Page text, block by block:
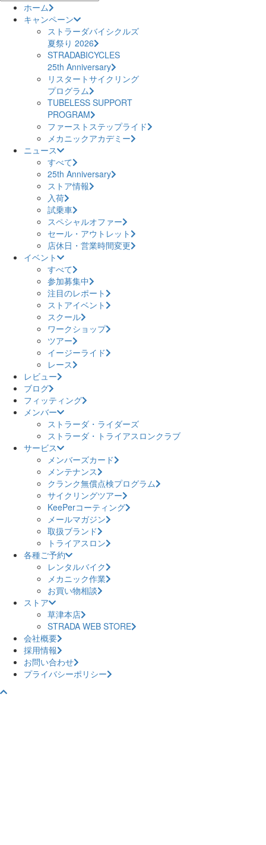
ホーム
キャンペーン
ストラーダバイシクルズ
夏祭り 2026
STRADABICYCLES
25th Anniversary
リスタートサイクリング
プログラム
TUBELESS SUPPORT
PROGRAM
ファーストステップライド
メカニックアカデミー
ニュース
すべて
25th Anniversary
ストア情報
入荷
試乗車
スペシャルオファー
セール・アウトレット
店休日・営業時間変更
イベント
すべて
参加募集中
注目のレポート
ストアイベント
スクール
ワークショップ
ツアー
イージーライド
レース
レビュー
ブログ
フィッティング
メンバー
ストラーダ・ライダーズ
ストラーダ・トライアスロンクラブ
サービス
メンバーズカード
メンテナンス
クランク無償点検プログラム
サイクリングツアー
KeePerコーティング
メールマガジン
取扱ブランド
トライアスロン
各種ご予約
レンタルバイク
メカニック作業
お買い物相談
ストア
草津本店
STRADA WEB STORE
会社概要
採用情報
お問い合わせ
プライバシーポリシー